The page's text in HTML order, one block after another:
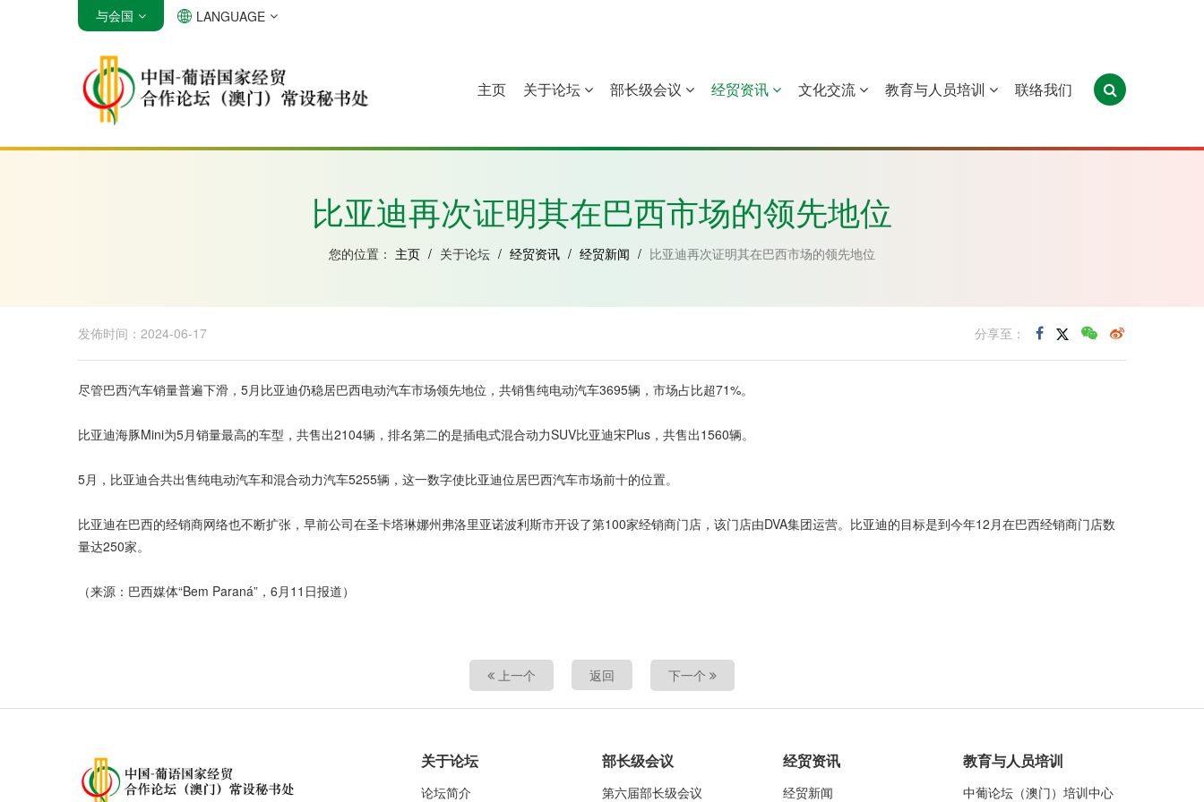
安哥拉 巴西 佛得角 几內亚比绍 赤道几內亚 莫桑比克 葡萄牙 圣多美和普林西比 东帝汶
与会国 LANGUAGE
主页 关于论坛 部长级会议 经贸资讯 文化交流 教育与人员培训 联络我们
比亚迪再次证明其在巴西市场的领先地位
您的位置： 主页 / 关于论坛 / 经贸资讯 / 经贸新闻 / 比亚迪再次证明其在巴西市场的领先地位
发佈时间：2024-06-17 分享至：
尽管巴西汽车销量普遍下滑，5月比亚迪仍稳居巴西电动汽车市场领先地位，共销售纯电动汽车3695辆，市场占比超71%。
比亚迪海豚Mini为5月销量最高的车型，共售出2104辆，排名第二的是插电式混合动力SUV比亚迪宋Plus，共售出1560辆。
5月，比亚迪合共出售纯电动汽车和混合动力汽车5255辆，这一数字使比亚迪位居巴西汽车市场前十的位置。
比亚迪在巴西的经销商网络也不断扩张，早前公司在圣卡塔琳娜州弗洛里亚诺波利斯市开设了第100家经销商门店，该门店由DVA集团运营。比亚迪的目标是到今年12月在巴西经销商门店数
量达250家。
（来源：巴西媒体“Bem Paraná”，6月11日报道）
上一个 返回 下一个
关于论坛
论坛简介
部长级会议
第六届部长级会议
经贸资讯
经贸新闻
教育与人员培训
中葡论坛（澳门）培训中心